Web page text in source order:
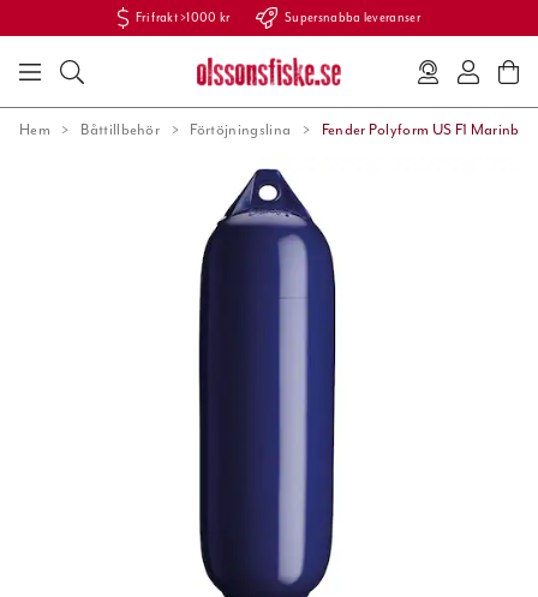
Fri frakt >1000 kr Supersnabba leveranser
Hem Båttillbehör Förtöjningslina Fender Polyform US F1 Marinblå.